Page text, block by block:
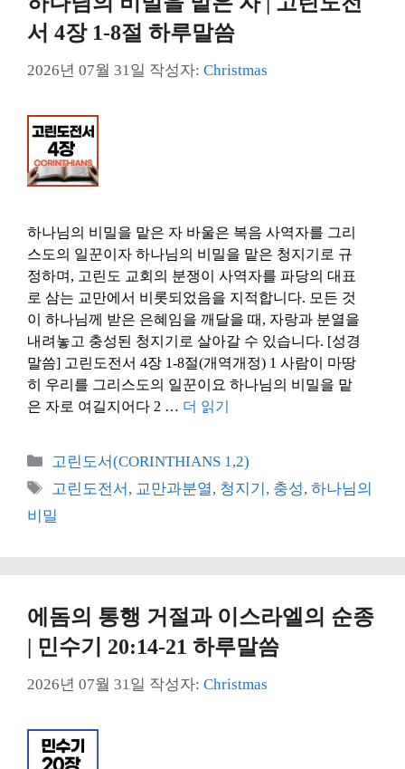
서 4장 1-8절 하루말씀
2026년 07월 31일 작성자: Christmas
하나님의 비밀을 맡은 자 바울은 복음 사역자를 그리
스도의 일꾼이자 하나님의 비밀을 맡은 청지기로 규
정하며, 고린도 교회의 분쟁이 사역자를 파당의 대표
로 삼는 교만에서 비롯되었음을 지적합니다. 모든 것
이 하나님께 받은 은혜임을 깨달을 때, 자랑과 분열을
내려놓고 충성된 청지기로 살아갈 수 있습니다. [성경
말씀] 고린도전서 4장 1-8절(개역개정) 1 사람이 마땅
히 우리를 그리스도의 일꾼이요 하나님의 비밀을 맡
은 자로 여길지어다 2 … 더 읽기
카
테
리
고린도서(CORINTHIANS 1,2)
태
그
고린도전서 , 교만과분열, 청지기 , 충성,하나님의
비밀
에돔의 통행 거절과 이스라엘의 순종
| 민수기 20:14-21 하루말씀
2026년 07월 31일 작성자: Christmas